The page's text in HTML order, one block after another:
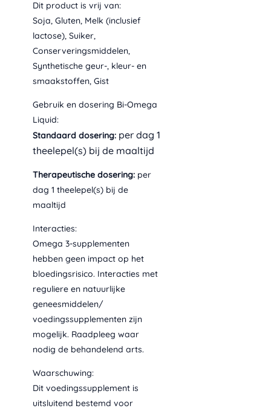
Dit product is vrij van:
Soja, Gluten, Melk (inclusief
lactose), Suiker,
Conserveringsmiddelen,
Synthetische geur-, kleur- en
smaakstoffen, Gist
Gebruik en dosering Bi-Omega
Liquid:
Standaard dosering: per dag 1
theelepel(s) bij de maaltijd
Therapeutische dosering: per
dag 1 theelepel(s) bij de
maaltijd
Interacties:
Omega 3-supplementen
hebben geen impact op het
bloedingsrisico. Interacties met
reguliere en natuurlijke
geneesmiddelen/
voedingssupplementen zijn
mogelijk. Raadpleeg waar
nodig de behandelend arts.
Waarschuwing:
Dit voedingssupplement is
uitsluitend bestemd voor